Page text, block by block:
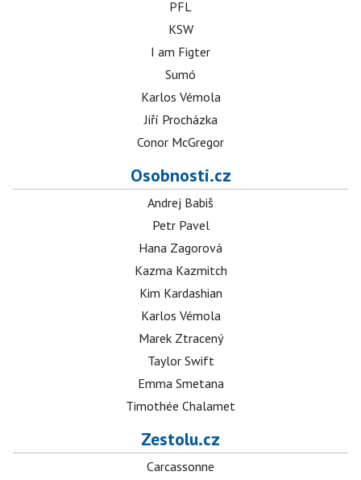
PFL
KSW
I am Figter
Sumó
Karlos Vémola
Jiří Procházka
Conor McGregor
Osobnosti.cz
Andrej Babiš
Petr Pavel
Hana Zagorová
Kazma Kazmitch
Kim Kardashian
Karlos Vémola
Marek Ztracený
Taylor Swift
Emma Smetana
Timothée Chalamet
Zestolu.cz
Carcassonne